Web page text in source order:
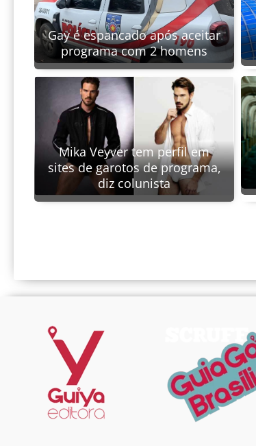
Gay é espancado após aceitar
programa com 2 homens
Mika Veyver tem perfil em
sites de garotos de programa,
diz colunista